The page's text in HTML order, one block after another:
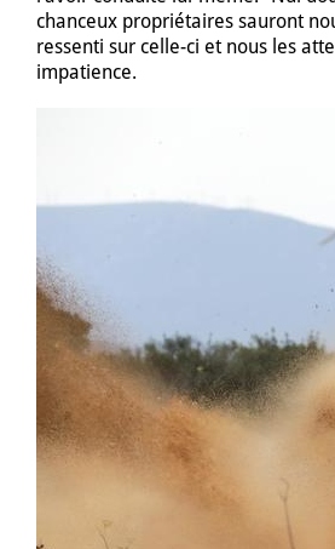
chanceux propriétaires sauront
ressenti sur celle-ci et nous les
impatience.